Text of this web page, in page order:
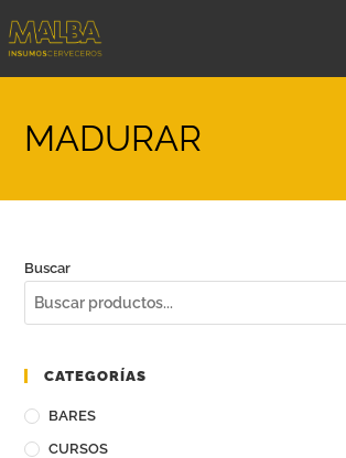
MADURAR
Buscar
CATEGORÍAS
BARES
CURSOS